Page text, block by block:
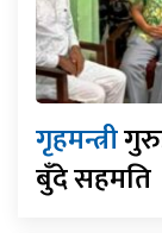
गृहमन्त्री
बुँदे सहमति